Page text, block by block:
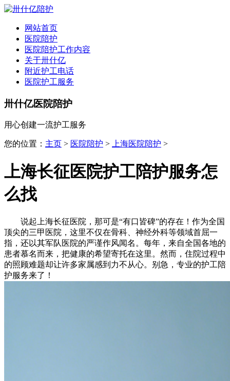
网站首页
医院陪护
医院陪护工作内容
关于卅什亿
附近护工电话
医院护工服务
卅什亿医院陪护
用心创建一流护工服务
您的位置： 主页 > 医院陪护 > 上海医院陪护 >
上海长征医院护工陪护服务怎
么找
说起上海长征医院，那可是“有口皆碑”的存在！作为全国
顶尖的三甲医院，这里不仅在骨科、神经外科等领域首屈一
指，还以其军队医院的严谨作风闻名。每年，来自全国各地的
患者慕名而来，把健康的希望寄托在这里。然而，住院过程中
的照顾难题却让许多家属感到力不从心。别急，专业的护工陪
护服务来了！